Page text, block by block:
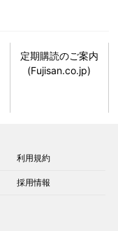
定期購読のご案内
(Fujisan.co.jp)
利用規約
採用情報